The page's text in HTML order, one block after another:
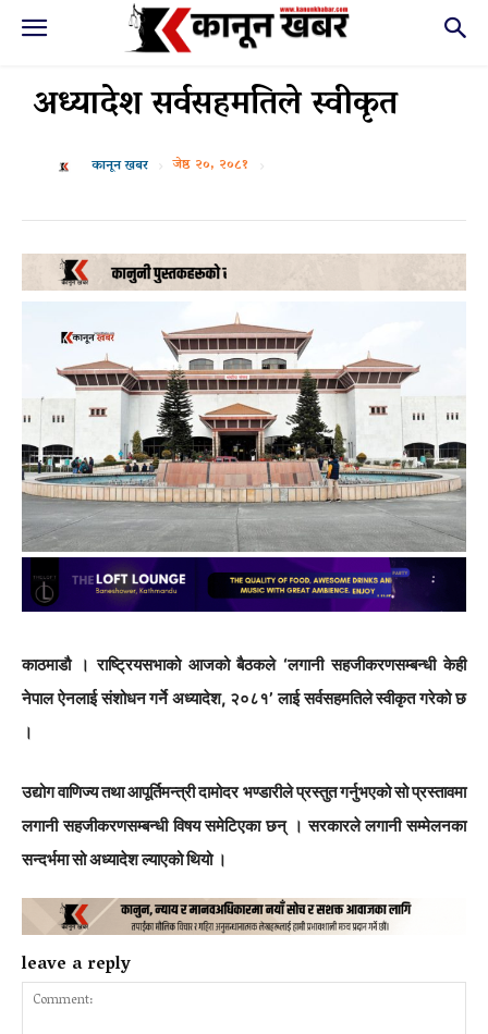
अध्यादेश सर्वसहमतिले स्वीकृत
कानून खबर जेष्ठ २०, २०८१
काठमाडौ । राष्ट्रियसभाको आजको बैठकले ‘लगानी सहजीकरणसम्बन्धी केही
नेपाल ऐनलाई संशोधन गर्ने अध्यादेश, २०८१’ लाई सर्वसहमतिले स्वीकृत गरेको छ
।
उद्योग वाणिज्य तथा आपूर्तिमन्त्री दामोदर भण्डारीले प्रस्तुत गर्नुभएको सो प्रस्तावमा
लगानी सहजीकरणसम्बन्धी विषय समेटिएका छन् । सरकारले लगानी सम्मेलनका
सन्दर्भमा सो अध्यादेश ल्याएको थियो ।
leave a reply